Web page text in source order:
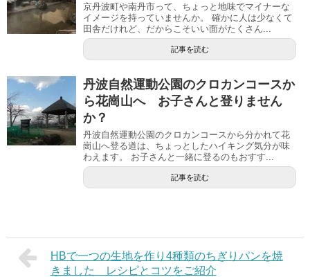
京丹波町や南丹市って、ちょっと地味でマイナーな
イメージを持っていませんか。 確かに人は少なくて
田舎だけれど、だからこそいい面がたくさん...
記事を読む
丹波自然運動公園のクロカンコースか
ら花崗山へ お子さんと登りません
か？
丹波自然運動公園のクロカンコースから分かれて花
崗山へ登る道は、ちょっとしたハイキング気分が味
わえます。 お子さんと一緒に登るのもおすす...
記事を読む
HBで一つの生地を作り4種類のちぎりパンを焼
きました レシピとコツをご紹介